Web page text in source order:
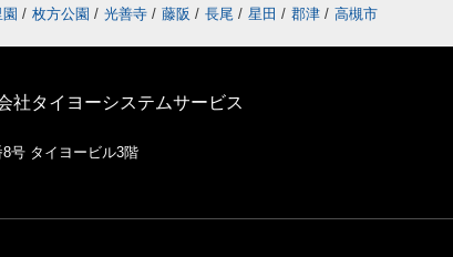
/ 枚方公園 / 光善寺 / 藤阪 / 長尾 / 星田 / 郡津 / 高槻市
社タイヨーシステムサービス
号 タイヨービル3階